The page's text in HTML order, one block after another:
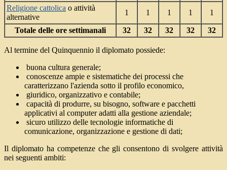
Religione cattolica o attività
alternative
1 1 1 1 1
Totale delle ore settimanali 32 32 32 32 32
Al termine del Quinquennio il diplomato possiede:
buona cultura generale;
conoscenze ampie e sistematiche dei processi che
caratterizzano l'azienda sotto il profilo economico,
giuridico, organizzativo e contabile;
capacità di produrre, su bisogno, software e pacchetti
applicativi al computer adatti alla gestione aziendale;
sicuro utilizzo delle tecnologie informatiche di
comunicazione, organizzazione e gestione di dati;
Il diplomato ha competenze che gli consentono di svolgere attività
nei seguenti ambiti: